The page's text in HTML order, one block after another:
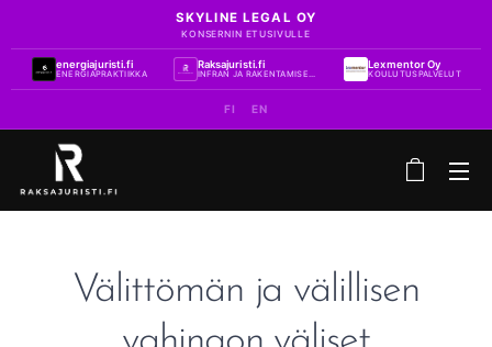
SKYLINE LEGAL OY
KONSERNIN ETUSIVULLE
energiajuristi.fi
ENERGIAPRAKTIIKKA
Raksajuristi.fi
INFRAN JA RAKENTAMISEN PRAKTIIKKA
Lexmentor Oy
KOULUTUSPALVELUT
FI EN
Välittömän ja välillisen